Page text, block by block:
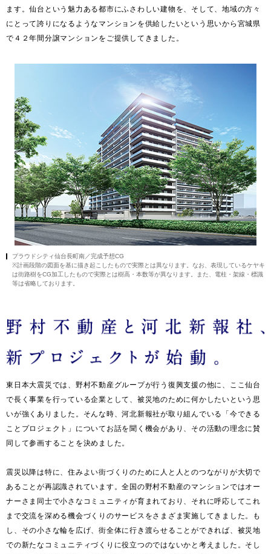
ます。仙台という魅力ある都市にふさわしい建物を、そして、地域の方々
にとって誇りになるようなマンションを供給したいという思いから宮城県
で４２年間分譲マンションをご提供してきました。
プラウドシティ仙台長町南／完成予想CG
※計画段階の図面を基に描き起こしたもので実際とは異なります。なお、表現しているケヤキ
は街路樹をCG加工したもので実際とは樹高・本数等が異なります。また、電柱・架線・標識
等は省略しております。
東日本大震災では、野村不動産グループが行う復興支援の他に、ここ仙台
で長く事業を行っている企業として、被災地のために何かしたいという思
いが強くありました。そんな時、河北新報社が取り組んでいる「今できる
ことプロジェクト」についてお話を聞く機会があり、その活動の理念に賛
同して参画することを決めました。
震災以降は特に、住みよい街づくりのために人と人とのつながりが大切で
あることが再認識されています。全国の野村不動産のマンションではオー
ナーさま同士で小さなコミュニティが育まれており、それに呼応してこれ
まで交流を深める機会づくりのサービスをさまざま実施してきました。も
し、その小さな輪を広げ、街全体に行き渡らせることができれば、被災地
での新たなコミュニティづくりに役立つのではないかと考えました。そし